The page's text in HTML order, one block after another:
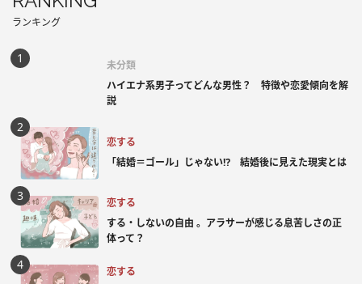
ランキング
未分類
ハイエナ系男子ってどんな男性？ 特徴や恋愛傾向を解
説
恋する
「結婚＝ゴール」じゃない⁉ 結婚後に見えた現実とは
恋する
する・しないの自由 。アラサーが感じる息苦しさの正
体って？
恋する